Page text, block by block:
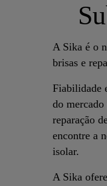
A Sika é o
brisas e
Fiabilidade
do
reparação
encontre a
isolar.
A Sika